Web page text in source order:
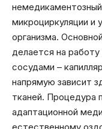
микроциркуляции и
организма.
делается на
сосудами –
напрямую зависит
тканей. Процедура
адаптационной